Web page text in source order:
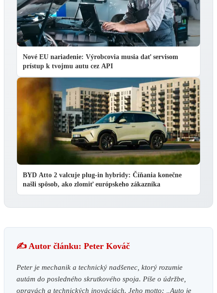
Nové EU nariadenie: Výrobcovia musia dať servisom
prístup k tvojmu autu cez API
BYD Atto 2 valcuje plug-in hybridy: Číňania konečne
našli spôsob, ako zlomiť európskeho zákazníka
✍️ Autor článku: Peter Kováč
Peter je mechanik a technický nadšenec, ktorý rozumie
autám do posledného skrutkového spoja. Píše o údržbe,
opravách a technických inováciách. Jeho motto: „Auto je